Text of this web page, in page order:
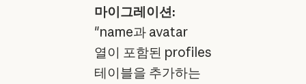
마이그레이션:
"name과 avatar
열이 포함된 profiles
테이블을 추가하는